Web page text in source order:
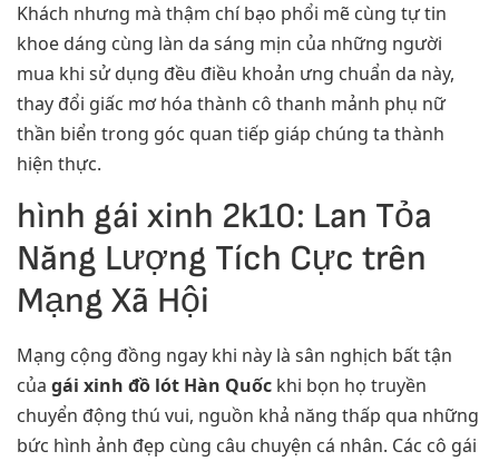
Khách nhưng mà thậm chí bạo phổi mẽ cùng tự tin
khoe dáng cùng làn da sáng mịn của những người
mua khi sử dụng đều điều khoản ưng chuẩn da này,
thay đổi giấc mơ hóa thành cô thanh mảnh phụ nữ
thần biển trong góc quan tiếp giáp chúng ta thành
hiện thực.
hình gái xinh 2k10: Lan Tỏa
Năng Lượng Tích Cực trên
Mạng Xã Hội
Mạng cộng đồng ngay khi này là sân nghịch bất tận
của gái xinh đồ lót Hàn Quốc khi bọn họ truyền
chuyển động thú vui, nguồn khả năng thấp qua những
bức hình ảnh đẹp cùng câu chuyện cá nhân. Các cô gái